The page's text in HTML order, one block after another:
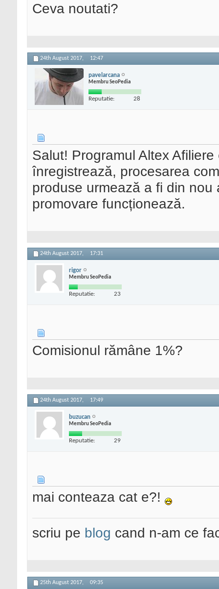
Ceva noutati?
24th August 2017, 12:47
pavelarcana
Membru SeoPedia
Reputatie: 28
Salut! Programul Altex
înregistrează, procesarea
produse urmează a fi din
promovare funcționează.
24th August 2017, 17:31
rigor
Membru SeoPedia
Reputatie: 23
Comisionul rămâne 1%?
24th August 2017, 17:49
buzucan
Membru SeoPedia
Reputatie: 29
mai conteaza cat e?!
scriu pe blog cand n-am ce
25th August 2017, 09:35